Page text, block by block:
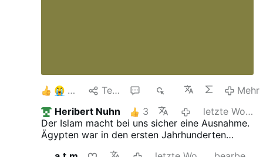
Teilen
Mehr
Heribert Nuhn
3
letzte Woche
Der Islam macht bei uns sicher eine Ausnahme.
Ägypten war in den ersten Jahrhunderten